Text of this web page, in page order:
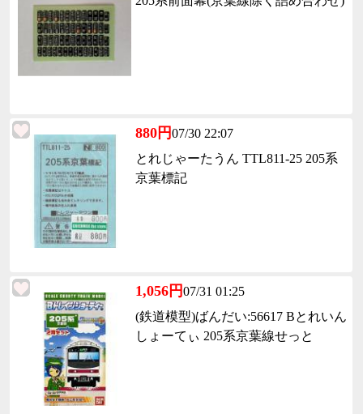
880円07/30 22:07
とれじゃーたうん TTL811-25 205系
京葉標記
1,056円07/31 01:25
(鉄道模型)ばんだい:56617 Bとれいん
しょーてぃ 205系京葉線せっと